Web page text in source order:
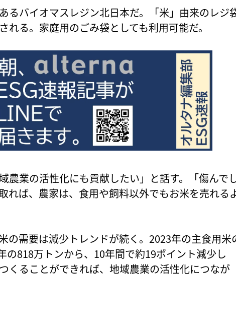
るバイオマスレジン北日本だ。「米」由来のレジ
れる。家庭用のごみ袋としても利用可能だ。
農業の活性化にも貢献したい」と話す。「傷んで
れば、農家は、食用や飼料以外でもお米を売れる
の需要は減少トレンドが続く。2023年の主食用米
の818万トンから、10年間で約19ポイント減少し
くることができれば、地域農業の活性化につなが